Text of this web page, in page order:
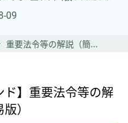
09
重要法令等の解説（簡...
ド】重要法令等の解
）